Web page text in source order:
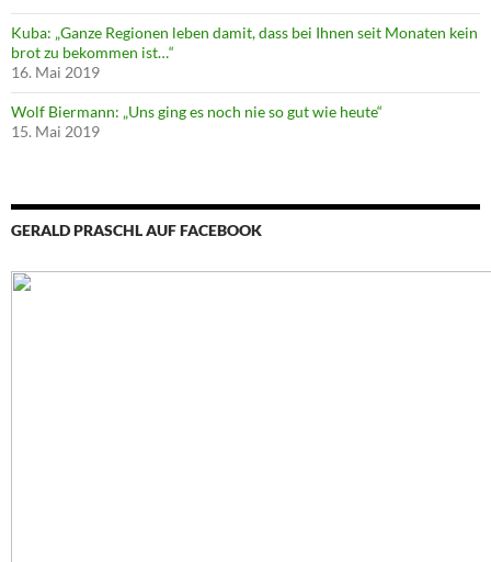
Kuba: „Ganze Regionen leben damit, dass bei Ihnen seit Monaten kein
brot zu bekommen ist…“
16. Mai 2019
Wolf Biermann: „Uns ging es noch nie so gut wie heute“
15. Mai 2019
GERALD PRASCHL AUF FACEBOOK